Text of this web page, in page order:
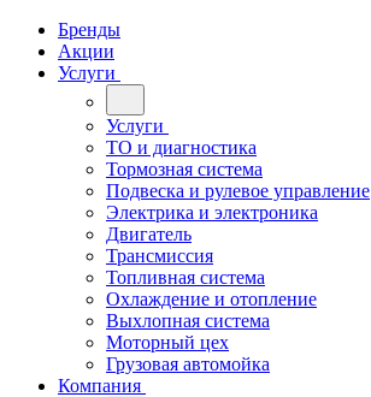
Бренды
Акции
Услуги
Услуги
ТО и диагностика
Тормозная система
Подвеска и рулевое управление
Электрика и электроника
Двигатель
Трансмиссия
Топливная система
Охлаждение и отопление
Выхлопная система
Моторный цех
Грузовая автомойка
Компания